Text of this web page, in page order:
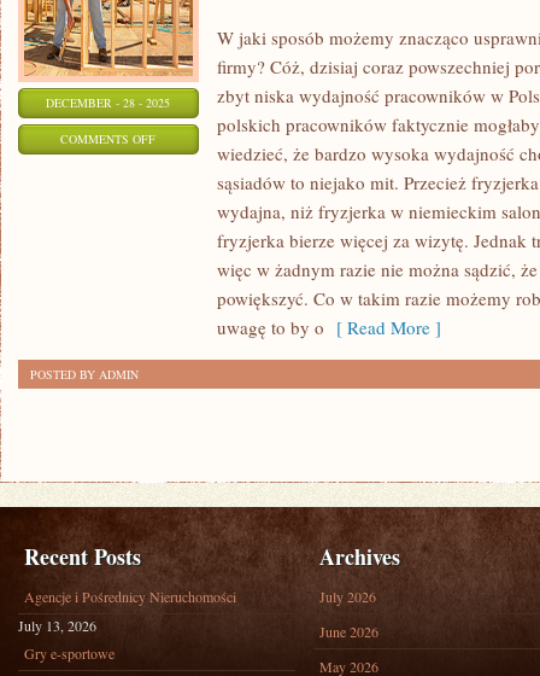
DECEMBER - 28 - 2025
COMMENTS OFFON
W jaki sposób możemy znacząco
firmy? Cóż, dzisiaj coraz powszechniej
zbyt niska wydajność pracowników w
polskich pracowników faktycznie
wiedzieć, że bardzo wysoka wydajność
sąsiadów to niejako mit. Przecież
wydajna, niż fryzjerka w niemieckim
fryzjerka bierze więcej za wizytę. Jednak
więc w żadnym razie nie można sądzić,
powiększyć. Co w takim razie możemy
uwagę to by o [ Read More ]
POSTED BY ADMIN
Recent Posts
Agencje i Pośrednicy Nieruchomości
July 13, 2026
Gry e-sportowe
Archives
July 2026
June 2026
May 2026